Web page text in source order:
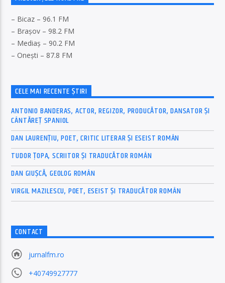
– Bicaz – 96.1 FM
– Brașov – 98.2 FM
– Mediaș – 90.2 FM
– Onești – 87.8 FM
CELE MAI RECENTE ȘTIRI
ANTONIO BANDERAS, ACTOR, REGIZOR, PRODUCĂTOR, DANSATOR ȘI
CÂNTĂREȚ SPANIOL
DAN LAURENȚIU, POET, CRITIC LITERAR ȘI ESEIST ROMÂN
TUDOR ȚOPA, SCRIITOR ȘI TRADUCĂTOR ROMÂN
DAN GIUȘCĂ, GEOLOG ROMÂN
VIRGIL MAZILESCU, POET, ESEIST ȘI TRADUCĂTOR ROMÂN
CONTACT
jurnalfm.ro
+40749927777